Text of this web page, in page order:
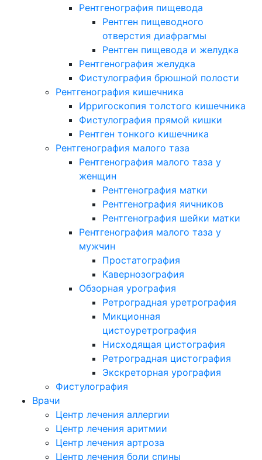
Рентгенография пищевода
Рентген пищеводного
отверстия диафрагмы
Рентген пищевода и желудка
Рентгенография желудка
Фистулография брюшной полости
Рентгенография кишечника
Ирригоскопия толстого кишечника
Фистулография прямой кишки
Рентген тонкого кишечника
Рентгенография малого таза
Рентгенография малого таза у
женщин
Рентгенография матки
Рентгенография яичников
Рентгенография шейки матки
Рентгенография малого таза у
мужчин
Простатография
Кавернозография
Обзорная урография
Ретроградная уретрография
Микционная
цистоуретрография
Нисходящая цистография
Ретроградная цистография
Экскреторная урография
Фистулография
Врачи
Центр лечения аллергии
Центр лечения аритмии
Центр лечения артроза
Центр лечения боли спины